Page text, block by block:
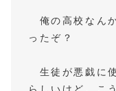
俺の高校なん
ったぞ？
生徒が悪戯に
らしいけど、こ